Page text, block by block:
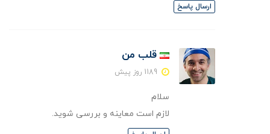
ارسال پاسخ
قلب من
سلام
لازم است معاینه و بررسی شوید.